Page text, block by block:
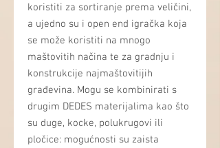
koristiti za sortiranje prema veličini,
a ujedno su i open end igračka koja
se može koristiti na mnogo
maštovitih načina te za gradnju i
konstrukcije najmaštovitijih
građevina. Mogu se kombinirati s
drugim DEDES materijalima kao što
su duge, kocke, polukrugovi ili
pločice: mogućnosti su zaista